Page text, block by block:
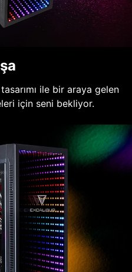
tasarımı ile bir araya gelen
için seni bekliyor.